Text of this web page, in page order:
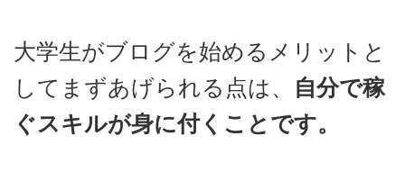
大学生がブログを始めるメリットと
してまずあげられる点は、 自分で稼
ぐスキルが身に付くことです。